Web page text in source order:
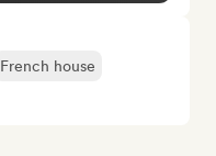
French house